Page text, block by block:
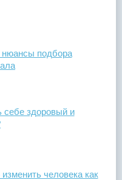
подбора
себе здоровый и
человека как